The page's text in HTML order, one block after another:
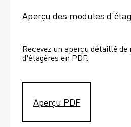
Aperçu des modules
Recevez un aperçu détaillé de
d'étagères en PDF.
Aperçu PDF